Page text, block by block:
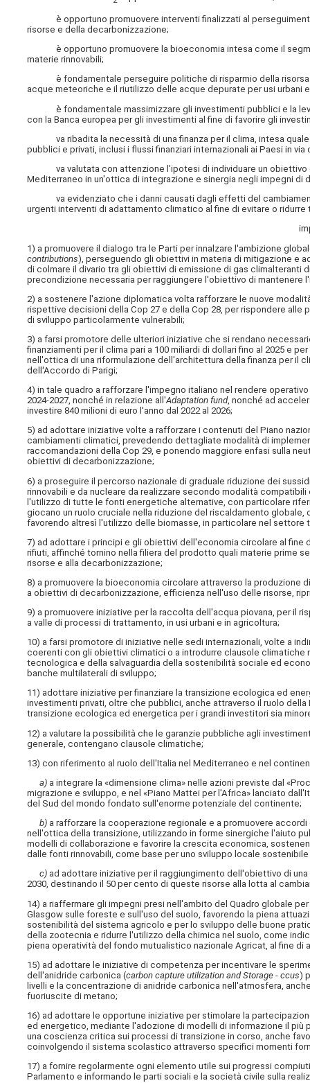
è opportuno promuovere interventi finalizzati al
risorse e della decarbonizzazione;
è opportuno promuovere la bioeconomia intesa come il
materie rinnovabili;
è fondamentale perseguire politiche di risparmio della risorsa
acque meteoriche e il riutilizzo delle acque depurate per usi urbani
è fondamentale massimizzare gli investimenti pubblici e la
con la Banca europea per gli investimenti al fine di favorire gli
va ribadita la necessità di una finanza per il clima, intesa quale
pubblici e privati, inclusi i flussi finanziari internazionali ai Paesi in
va valutata con attenzione l'ipotesi di individuare un obiettivo
Mediterraneo in un'ottica di integrazione e sinergia negli impegni di
va evidenziato che i danni causati dagli effetti del
urgenti interventi di adattamento climatico al fine di evitare o ridurre
1) a promuovere il dialogo tra le Parti per innalzare l'ambizione
contributions), perseguendo gli obiettivi in materia di mitigazione e
di colmare il divario tra gli obiettivi di emissione di gas
precondizione necessaria per raggiungere l'obiettivo di mantenere
2) a sostenere l'azione diplomatica volta rafforzare le nuove
rispettive decisioni della Cop 27 e della Cop 28, per rispondere
di sviluppo particolarmente vulnerabili;
3) a farsi promotore delle ulteriori iniziative che si rendano
finanziamenti per il clima pari a 100 miliardi di dollari fino al 2025 e
nell'ottica di una riformulazione dell'architettura della finanza per il
dell'Accordo di Parigi;
4) in tale quadro a rafforzare l'impegno italiano nel rendere
2024-2027, nonché in relazione all'Adaptation fund, nonché ad
investire 840 milioni di euro l'anno dal 2022 al 2026;
5) ad adottare iniziative volte a rafforzare i contenuti del Piano
cambiamenti climatici, prevedendo dettagliate modalità di
raccomandazioni della Cop 29, e ponendo maggiore enfasi sulla
obiettivi di decarbonizzazione;
6) a proseguire il percorso nazionale di graduale riduzione dei
rinnovabili e da nucleare da realizzare secondo modalità
l'utilizzo di tutte le fonti energetiche alternative, con particolare
giocano un ruolo cruciale nella riduzione del riscaldamento
favorendo altresì l'utilizzo delle biomasse, in particolare nel settore
7) ad adottare i principi e gli obiettivi dell'economia circolare al
rifiuti, affinché tornino nella filiera del prodotto quali materie prime
risorse e alla decarbonizzazione;
8) a promuovere la bioeconomia circolare attraverso la produzione
a obiettivi di decarbonizzazione, efficienza nell'uso delle risorse,
9) a promuovere iniziative per la raccolta dell'acqua piovana, per il
a valle di processi di trattamento, in usi urbani e in agricoltura;
10) a farsi promotore di iniziative nelle sedi internazionali, volte a
coerenti con gli obiettivi climatici o a introdurre clausole
tecnologica e della salvaguardia della sostenibilità sociale ed
banche multilaterali di sviluppo;
11) adottare iniziative per finanziare la transizione ecologica ed
investimenti privati, oltre che pubblici, anche attraverso il ruolo
transizione ecologica ed energetica per i grandi investitori sia
12) a valutare la possibilità che le garanzie pubbliche agli
generale, contengano clausole climatiche;
13) con riferimento al ruolo dell'Italia nel Mediterraneo e nel
a) a integrare la «dimensione clima» nelle azioni previste dal
migrazione e sviluppo, e nel «Piano Mattei per l'Africa» lanciato
del Sud del mondo fondato sull'enorme potenziale del continente;
b) a rafforzare la cooperazione regionale e a promuovere
nell'ottica della transizione, utilizzando in forme sinergiche l'aiuto
modelli di collaborazione e favorire la crescita economica,
dalle fonti rinnovabili, come base per uno sviluppo locale
c) ad adottare iniziative per il raggiungimento dell'obiettivo di
2030, destinando il 50 per cento di queste risorse alla lotta al
14) a riaffermare gli impegni presi nell'ambito del Quadro globale
Glasgow sulle foreste e sull'uso del suolo, favorendo la piena
sostenibilità del sistema agricolo e per lo sviluppo delle buone
della zootecnia e ridurre l'utilizzo della chimica nel suolo, come
piena operatività del fondo mutualistico nazionale Agricat, al fine
15) ad adottare le iniziative di competenza per incentivare le
dell'anidride carbonica (carbon capture utilization and Storage -ccus)
livelli e la concentrazione di anidride carbonica nell'atmosfera,
fuoriuscite di metano;
16) ad adottare le opportune iniziative per stimolare la
ed energetico, mediante l'adozione di modelli di informazione il
una coscienza critica sui processi di transizione in corso, anche
coinvolgendo il sistema scolastico attraverso specifici momenti
17) a fornire regolarmente ogni elemento utile sui progressi
Parlamento e informando le parti sociali e la società civile sulla